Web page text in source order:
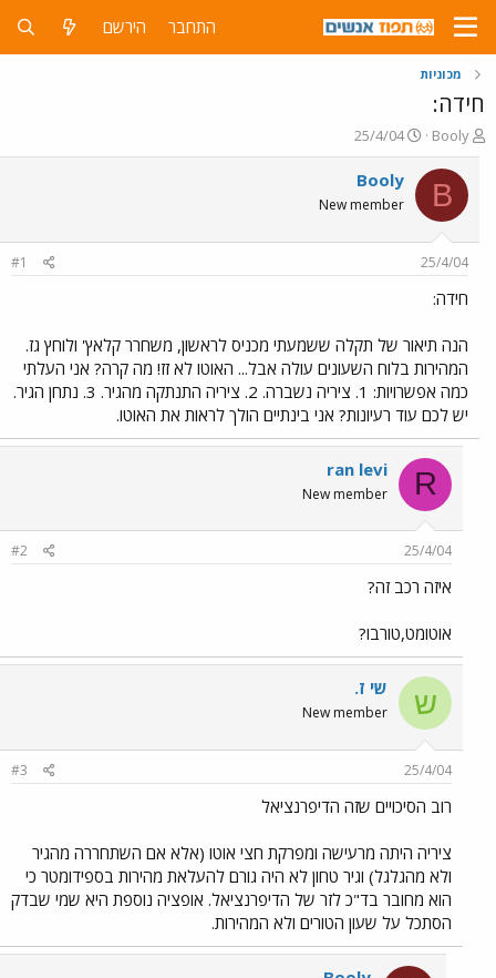
התחבר הירשם
מכוניות
חידה:
פ
ו
ת
ח
ה
ש
א
Booly
פ
ו
ר
ס
ם
25/4/04
B
Booly
New member
25/4/04
#1
חידה:
הנה תיאור של תקלה ששמעתי מכניס לראשון, משחרר קלאץ' ולוחץ גז.
המהירות בלוח השעונים עולה אבל... האוטו לא זז! מה קרה? אני העלתי
כמה אפשרויות: 1. ציריה נשברה. 2. ציריה התנתקה מהגיר. 3. נתחן הגיר.
יש לכם עוד רעיונות? אני בינתיים הולך לראות את האוטו.
R
ran levi
New member
25/4/04
#2
איזה רכב זה?
אוטומט,טורבו?
ש שי ז.
New member
25/4/04
#3
רוב הסיכויים שזה הדיפרנציאל
ציריה היתה מרעישה ומפרקת חצי אוטו (אלא אם השתחררה מהגיר
ולא מהגלגל) וגיר טחון לא היה גורם להעלאת מהירות בספידומטר כי
הוא מחובר בד"כ לזר של הדיפרנציאל. אופציה נוספת היא שמי שבדק
הסתכל על שעון הטורים ולא המהירות.